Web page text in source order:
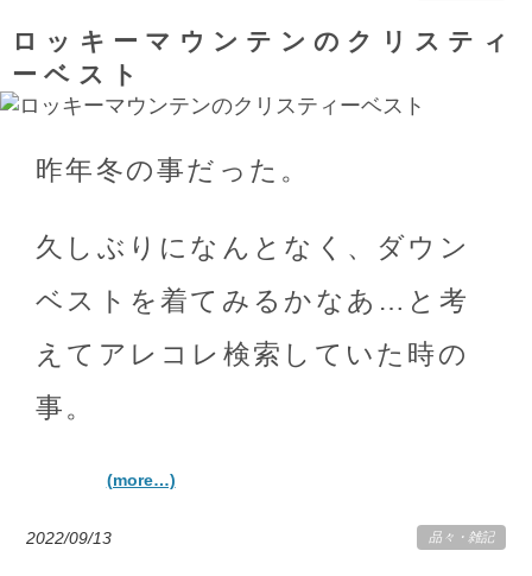
ロッキーマウンテンのクリスティ
ーベスト
昨年冬の事だった。
久しぶりになんとなく、ダウン
ベストを着てみるかなあ…と考
えてアレコレ検索していた時の
事。
(more…)
2022/09/13 品々 ・ 雑記